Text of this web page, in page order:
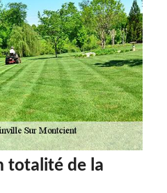
totalité de la